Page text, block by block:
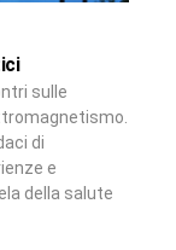
sulle
di
e
della salute